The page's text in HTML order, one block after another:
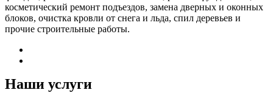
косметический ремонт подъездов, замена дверных и оконных
блоков, очистка кровли от снега и льда, спил деревьев и
прочие строительные работы.
Наши услуги